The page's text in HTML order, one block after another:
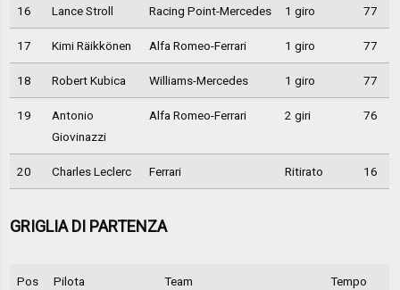
16 Lance Stroll Racing Point-Mercedes 1 giro 77
17 Kimi Räikkönen Alfa Romeo-Ferrari 1 giro 77
18 Robert Kubica Williams-Mercedes 1 giro 77
19
Antonio
Giovinazzi
Alfa Romeo-Ferrari 2 giri 76
20 Charles Leclerc Ferrari Ritirato 16
GRIGLIA DI PARTENZA
Pos Pilota Team Tempo